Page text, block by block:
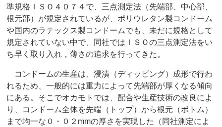
準規格ＩＳＯ４０７４で、三点測定法（先端部、中心部、
根元部）が規定されているが、ポリウレタン製コンドーム
や国内のラテックス製コンドームでも、未だに規格として
規定されていない中で、同社ではＩＳＯの三点測定法をい
ち早く取り入れ，薄さの追求を行ってきた。
コンドームの生産は、浸漬（ディッピング）成形で行わ
れるため、一般的には重力によって先端部が厚くなる傾向
にある。そこでオカモトでは、配合や生産技術の改良によ
り、コンドーム全体を先端（トップ）から根元（ボトム）
まで均一な０・０２mmの厚さを実現した（同社測定によ